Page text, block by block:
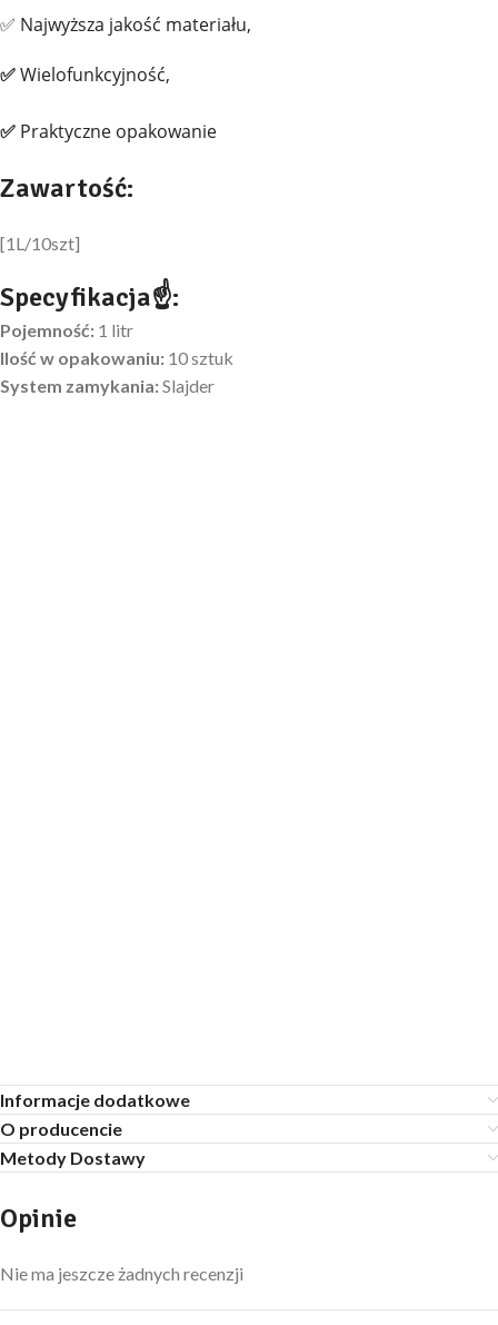
✅ Najwyższa jakość materiału,
✅Wielofunkcyjność,
✅ Praktyczne opakowanie
Zawartość:
[1L/10szt]
Specyfikacja☝:
Pojemność: 1 litr
Ilość w opakowaniu: 10 sztuk
System zamykania:Slajder
Informacje dodatkowe
O producencie
Metody Dostawy
Opinie
Nie ma jeszcze żadnych recenzji